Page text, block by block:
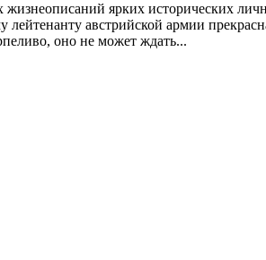
ярких исторических
австрийской армии
оно не может ждать...